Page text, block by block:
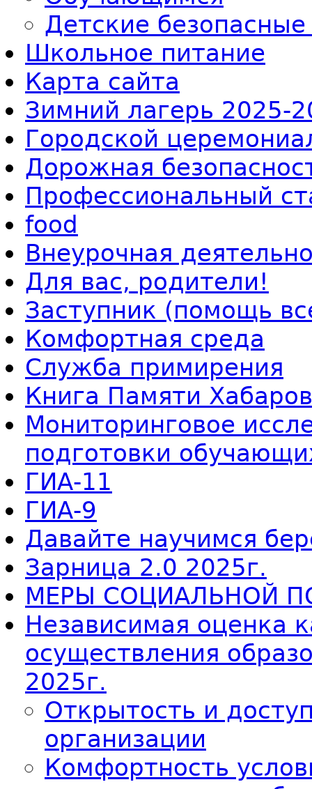
Детские
Школьное питание
Карта сайта
Зимний лагерь 2025-
Городской
Дорожная
Профессиональный
food
Внеурочная
Для вас, родители!
Заступник (помощь
Комфортная среда
Служба примирения
Книга Памяти
Мониторинговое
подготовки
ГИА-11
ГИА-9
Давайте научимся
Зарница 2.0 2025г.
МЕРЫ СОЦИАЛЬНОЙ
Независимая оценка
осуществления
2025г.
Открытость и
организации
Комфортность